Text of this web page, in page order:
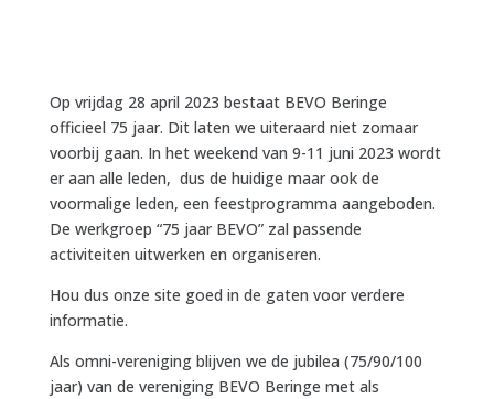
Op vrijdag 28 april 2023 bestaat BEVO Beringe
officieel 75 jaar. Dit laten we uiteraard niet zomaar
voorbij gaan. In het weekend van 9-11 juni 2023 wordt
er aan alle leden, dus de huidige maar ook de
voormalige leden, een feestprogramma aangeboden.
De werkgroep “75 jaar BEVO” zal passende
activiteiten uitwerken en organiseren.
Hou dus onze site goed in de gaten voor verdere
informatie.
Als omni-vereniging blijven we de jubilea (75/90/100
jaar) van de vereniging BEVO Beringe met als